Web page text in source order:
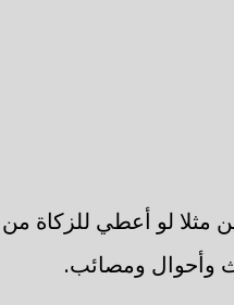
مثلا لو أعطي للزكاة من
وأحوال ومصائب.